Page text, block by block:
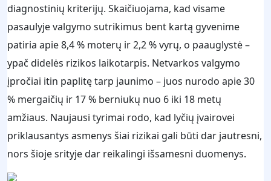
diagnostinių kriterijų. Skaičiuojama, kad visame
pasaulyje valgymo sutrikimus bent kartą gyvenime
patiria apie 8,4 % moterų ir 2,2 % vyrų, o paauglystė –
ypač didelės rizikos laikotarpis. Netvarkos valgymo
įpročiai itin paplitę tarp jaunimo – juos nurodo apie 30
% mergaičių ir 17 % berniukų nuo 6 iki 18 metų
amžiaus. Naujausi tyrimai rodo, kad lyčių įvairovei
priklausantys asmenys šiai rizikai gali būti dar jautresni,
nors šioje srityje dar reikalingi išsamesni duomenys.